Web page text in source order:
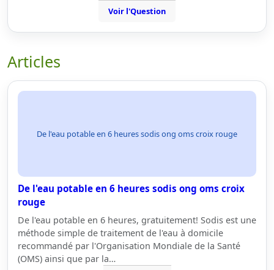
Voir l'Question
Articles
De l'eau potable en 6 heures sodis ong oms croix rouge
De l'eau potable en 6 heures sodis ong oms croix
rouge
De l'eau potable en 6 heures, gratuitement! Sodis est une
méthode simple de traitement de l'eau à domicile
recommandé par l'Organisation Mondiale de la Santé
(OMS) ainsi que par la…